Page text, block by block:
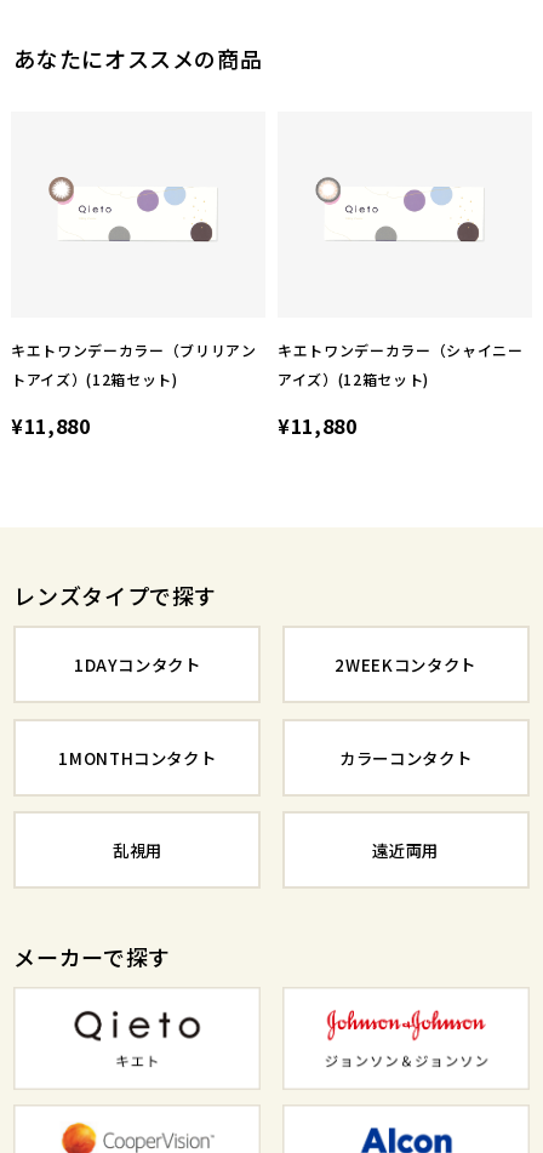
あなたにオススメの商品
キエトワンデーカラー（ブリリアン
トアイズ）(12箱セット)
¥11,880
キエトワンデーカラー（シャイニー
アイズ）(12箱セット)
¥11,880
レンズタイプで探す
1DAYコンタクト 2WEEKコンタクト
1MONTHコンタクト カラーコンタクト
乱視用 遠近両用
メーカーで探す